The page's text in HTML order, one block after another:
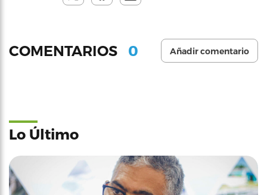
COMENTARIOS 0 Añadir comentario
Lo Último